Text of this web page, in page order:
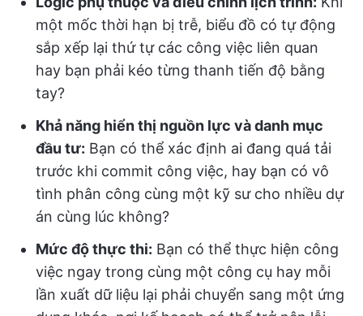
một mốc thời hạn bị trễ, biểu đồ có tự động
sắp xếp lại thứ tự các công việc liên quan
hay bạn phải kéo từng thanh tiến độ bằng
tay?
Khả năng hiển thị nguồn lực và danh mục
đầu tư: Bạn có thể xác định ai đang quá tải
trước khi commit công việc, hay bạn có vô
tình phân công cùng một kỹ sư cho nhiều dự
án cùng lúc không?
Mức độ thực thi: Bạn có thể thực hiện công
việc ngay trong cùng một công cụ hay mỗi
lần xuất dữ liệu lại phải chuyển sang một ứng